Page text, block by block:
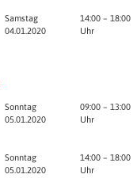
Samstag
04.01.2020
14:00 – 18:00
Uhr
Sonntag
05.01.2020
09:00 – 13:00
Uhr
Sonntag
05.01.2020
14:00 – 18:00
Uhr